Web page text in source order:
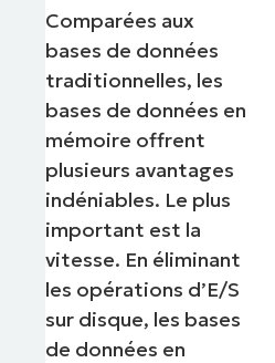
Comparées aux
bases de données
traditionnelles, les
bases de données en
mémoire offrent
plusieurs avantages
indéniables. Le plus
important est la
vitesse. En éliminant
les opérations d’E/S
sur disque, les bases
de données en